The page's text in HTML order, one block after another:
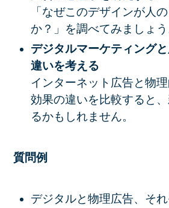
「なぜこのデザインが人
か？」を調べてみましょう
デジタルマーケティング
違いを考える
インターネット広告と物
効果の違いを比較すると
るかもしれません。
質問例
デジタルと物理広告、そ